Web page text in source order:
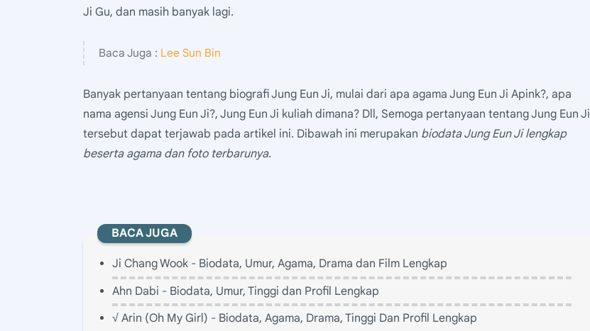
Ji Gu, dan masih banyak lagi.
Baca Juga : Lee Sun Bin
Banyak pertanyaan tentang biografi Jung Eun Ji, mulai dari apa agama Jung Eun Ji Apink?, apa
nama agensi Jung Eun Ji?, Jung Eun Ji kuliah dimana? Dll, Semoga pertanyaan tentang Jung Eun Ji
tersebut dapat terjawab pada artikel ini. Dibawah ini merupakan biodata Jung Eun Ji lengkap
beserta agama dan foto terbarunya.
BACA JUGA
Ji Chang Wook - Biodata, Umur, Agama, Drama dan Film Lengkap
Ahn Dabi - Biodata, Umur, Tinggi dan Profil Lengkap
√ Arin (Oh My Girl) - Biodata, Agama, Drama, Tinggi Dan Profil Lengkap